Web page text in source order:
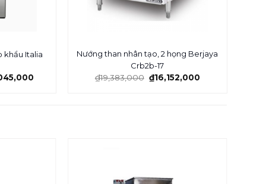
khẩu Italia
Nướng than nhân tạo, 2 họng Berjaya
Crb2b-17
₫19,383,000 ₫16,152,000